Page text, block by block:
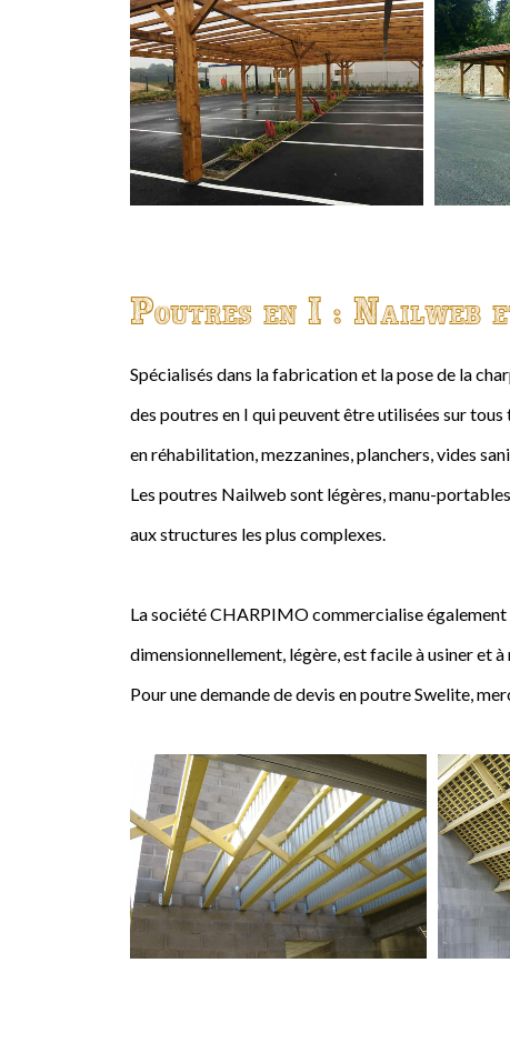
Poutres en I : Nailweb
Spécialisés dans la fabrication et la pose de la
des poutres en I qui peuvent être utilisées sur
en réhabilitation, mezzanines, planchers, vides
Les poutres Nailweb sont légères, manu-
aux structures les plus complexes.
La société CHARPIMO commercialise
dimensionnellement, légère, est facile à usiner et
Pour une demande de devis en poutre Swelite,